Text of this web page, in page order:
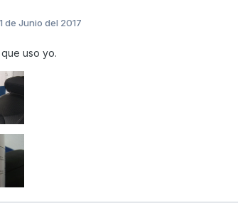
1 de Junio del 2017
uso yo.